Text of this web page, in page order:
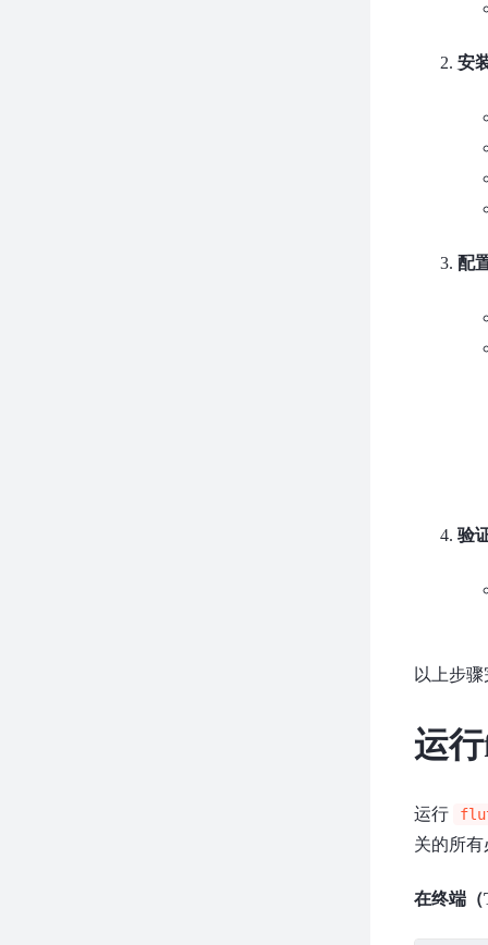
安
配
验
以上步
运
运行
关的所
在终端（